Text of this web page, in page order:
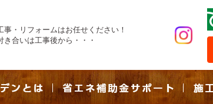
事・リフォームはお任せください！
き合いは工事後から・・・